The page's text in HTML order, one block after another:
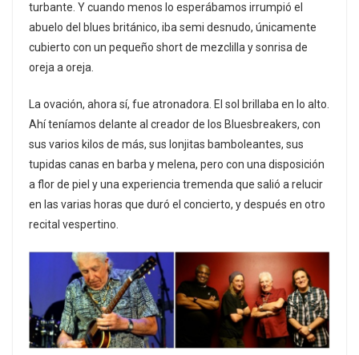
turbante. Y cuando menos lo esperábamos irrumpió el
abuelo del blues británico, iba semi desnudo, únicamente
cubierto con un pequeño short de mezclilla y sonrisa de
oreja a oreja.
La ovación, ahora sí, fue atronadora. El sol brillaba en lo alto.
Ahí teníamos delante al creador de los Bluesbreakers, con
sus varios kilos de más, sus lonjitas bamboleantes, sus
tupidas canas en barba y melena, pero con una disposición
a flor de piel y una experiencia tremenda que salió a relucir
en las varias horas que duró el concierto, y después en otro
recital vespertino.